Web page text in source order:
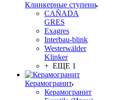
Клинкерные ступени
CAÑADA
GRES
Exagres
Interbau-blink
Westerwälder
Klinker
+ ЕЩЕ 1
Керамогранит
Керамогранит